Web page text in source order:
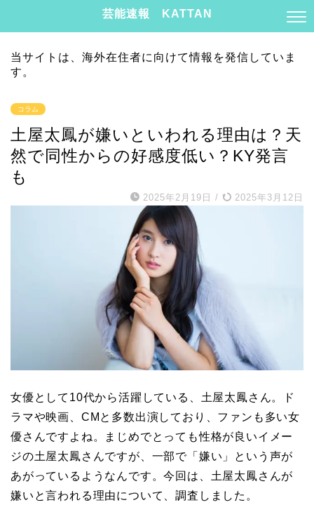
芸能速報 KATTAN
当サイトは、海外在住者に向けて情報を発信していま
す。
コラム
土屋太鳳が嫌いといわれる理由は？天
然で同性からの好感度低い？KY発言
も
2025年2月19日 / 2025年3月12日
女優として10代から活躍している、土屋太鳳さん。ド
ラマや映画、CMと多数出演しており、ファンも多い女
優さんですよね。まじめでとっても性格が良いイメー
ジの土屋太鳳さんですが、一部で「嫌い」という声が
あがっているようなんです。今回は、土屋太鳳さんが
嫌いと言われる理由について、調査しました。